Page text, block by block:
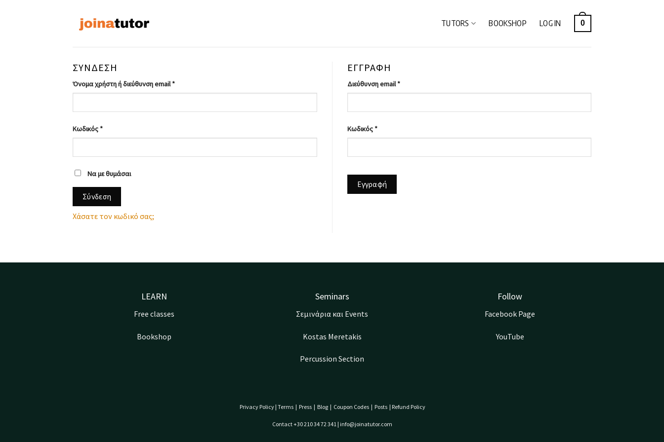
TUTORS BOOKSHOP LOG IN 0
ΣΎΝΔΕΣΗ
Όνομα χρήστη ή διεύθυνση email*
Κωδικός *
Να με θυμάσαι
Σύνδεση
Χάσατε τον κωδικό σας;
ΕΓΓΡΑΦΉ
Διεύθυνση email*
Κωδικός *
Εγγραφή
LEARN
Free classes
Bookshop
Seminars
Σεμινάρια και Events
Kostas Meretakis
Percussion Section
Follow
Facebook Page
YouTube
Privacy Policy | Terms | Press | Blog | Coupon Codes | Posts | Refund Policy
Contact +30 210 34 72 341 | info@joinatutor.com